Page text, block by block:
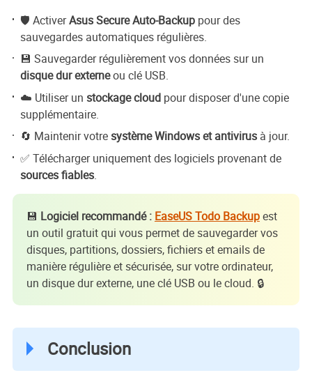
🛡️ ActiverAsus Secure Auto-Backup pour des
sauvegardes automatiques régulières.
💾 Sauvegarder régulièrement vos données sur un
disque dur externeou clé USB.
☁️ Utiliser unstockage cloud pour disposer d'une copie
supplémentaire.
🔄 Maintenir votresystème Windows et antivirus à jour.
✅ Télécharger uniquement des logiciels provenant de
sources fiables.
💾 Logiciel recommandé : EaseUS Todo Backupest
un outil gratuit qui vous permet de sauvegarder vos
disques, partitions, dossiers, fichiers et emails de
manière régulière et sécurisée, sur votre ordinateur,
un disque dur externe, une clé USB ou le cloud. 🔒
Conclusion